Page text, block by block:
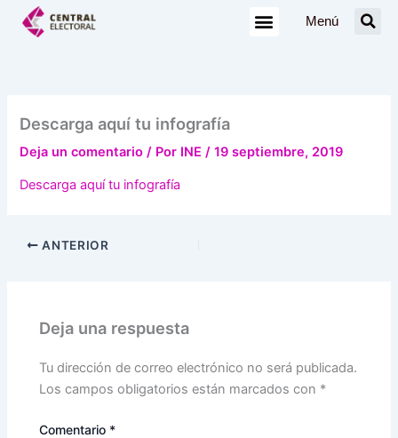
Menú
Descarga aquí tu infografía
Deja un comentario / Por INE/19 septiembre, 2019
Descarga aquí tu infografía
ANTERIOR
Deja una respuesta
Tu dirección de correo electrónico no será publicada.
Los campos obligatorios están marcados con *
Comentario *